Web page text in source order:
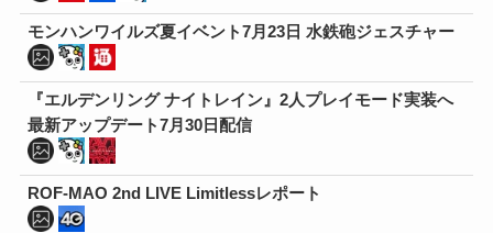
モンハンワイルズ夏イベント7月23日 水鉄砲ジェスチャー
『エルデンリング ナイトレイン』2人プレイモード実装へ
最新アップデート7月30日配信
ROF-MAO 2nd LIVE Limitlessレポート